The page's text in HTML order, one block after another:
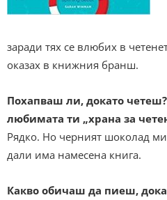
заради тях се влюбих в
оказах в книжния бранш.
Похапваш ли, докато
любимата ти „храна за
Рядко. Но черният шоколад
дали има намесена книга.
Какво обичаш да пиеш,